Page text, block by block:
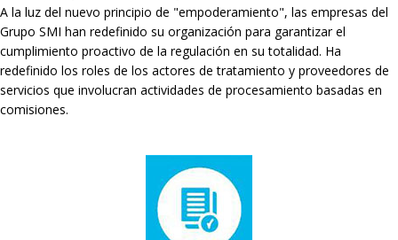
A la luz del nuevo principio de "empoderamiento", las empresas del
Grupo SMI han redefinido su organización para garantizar el
cumplimiento proactivo de la regulación en su totalidad. Ha
redefinido los roles de los actores de tratamiento y proveedores de
servicios que involucran actividades de procesamiento basadas en
comisiones.